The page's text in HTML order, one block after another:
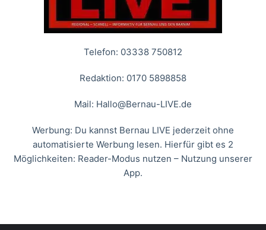
Telefon: 03338 750812
Redaktion: 0170 5898858
Mail: Hallo@Bernau-LIVE.de
Werbung: Du kannst Bernau LIVE jederzeit ohne
automatisierte Werbung lesen. Hierfür gibt es 2
Möglichkeiten: Reader-Modus nutzen – Nutzung unserer
App.